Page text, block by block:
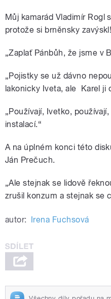
Můj kamarád Vladimír Rogl
protože si brněnsky zavýskl!
„Zaplať Pánbůh, že jsme v
„Pojistky se už dávno
lakonicky Iveta, ale Karel ji
„Používají, Ivetko,
instalací.“
A na úplném konci této
Ján Prečuch.
„Ale stejnak se lidově
zrušil konzum a stejnak se
autor: Irena Fuchsová